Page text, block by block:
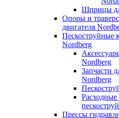
Шприцы
Опоры и
двигателя
Пескоструйные
Nordberg
Nordberg
Запчасти
Nordberg
Прессы